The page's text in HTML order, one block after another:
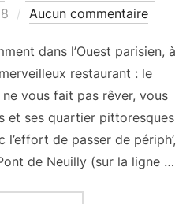
Aucun commentaire
dans l’Ouest parisien, à
restaurant : le
ne vous fait pas rêver, vous
et ses quartier pittoresques
de passer de périph’,
de Neuilly (sur la ligne …